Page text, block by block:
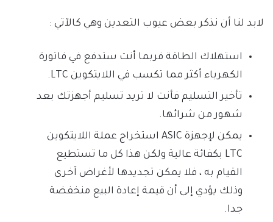
لابد لنا أن نذكر بعض عيوب التعدين وهي كالآتي :
استهلاك الطاقة فربما أنت ستدفع في فاتورة
الكهرباء أكثر مما تكسب في اللايتكوين LTC.
تأخير التسليم فأنت لا تريد تسليم أجهزتك بعد
شهور من شرائها.
يمكن لإجهزة ASIC استخراج عملة اللايتكوين
LTC بكفائة عالية ولكن هذا كل ما تستطيع
القيام به ، فلا يمكن تجديدها لأغراض آخرى
وذلك يؤدي إلى أن قيمة إعادة البيع منخفضة
جدا.